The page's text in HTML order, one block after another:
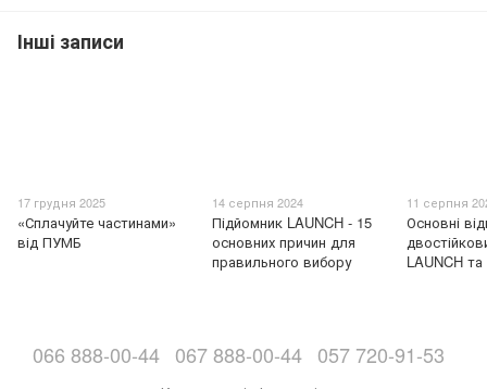
Інші записи
17 грудня 2025
«Сплачуйте частинами»
від ПУМБ
14 серпня 2024
Підйомник LAUNCH - 15
основних причин для
правильного вибору
11 серпня
Основні
LAUNCH
066 888-00-44 067 888-00-44 057 720-91-53